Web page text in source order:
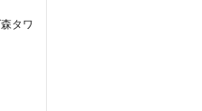
タワ